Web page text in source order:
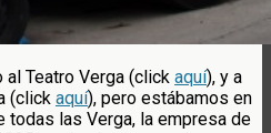
Teatro Verga (click aquí), y a
(click aquí), pero estábamos en
todas las Verga, la empresa de